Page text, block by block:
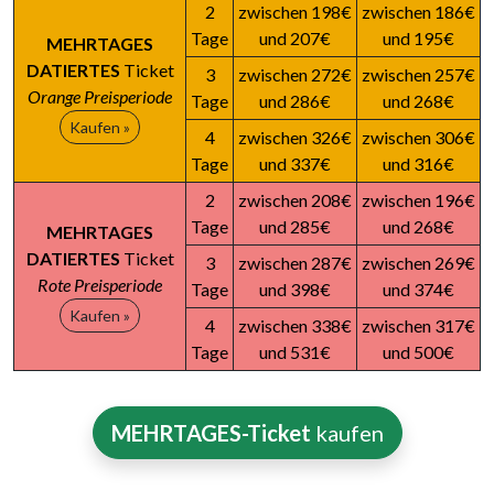
MEHRTAGES
DATIERTES Ticket
Orange Preisperiode
Kaufen »
2
Tage
zwischen 198€
und 207€
zwischen 186€
und 195€
3
Tage
zwischen 272€
und 286€
zwischen 257€
und 268€
4
Tage
zwischen 326€
und 337€
zwischen 306€
und 316€
MEHRTAGES
DATIERTES Ticket
Rote Preisperiode
Kaufen »
2
Tage
zwischen 208€
und 285€
zwischen 196€
und 268€
3
Tage
zwischen 287€
und 398€
zwischen 269€
und 374€
4
Tage
zwischen 338€
und 531€
zwischen 317€
und 500€
MEHRTAGES-Ticket kaufen